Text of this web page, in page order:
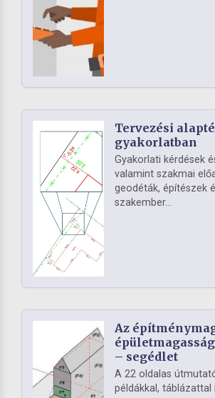
Tervezési
gyakorlatban
Gyakorlati kérdések
valamint szakmai
geodéták, építészek
szakember...
Az
– segédlet
A 22 oldalas
példákkal, táblázattal